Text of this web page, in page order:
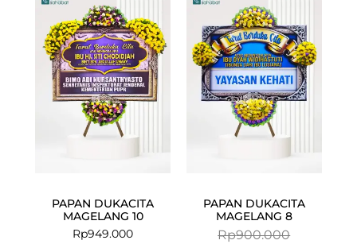
PAPAN DUKACITA
MAGELANG 10
Rp949.000
PAPAN DUKACITA
MAGELANG 8
Rp900.000
was:
Rp900.000.
is:
Rp812.000.